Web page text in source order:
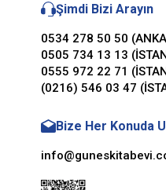
Şimdi Bizi Arayın
0534 278 50 50
0505 734 13 13
0555 972 22 71
(0216) 546 03 47
Bize Her Konuda